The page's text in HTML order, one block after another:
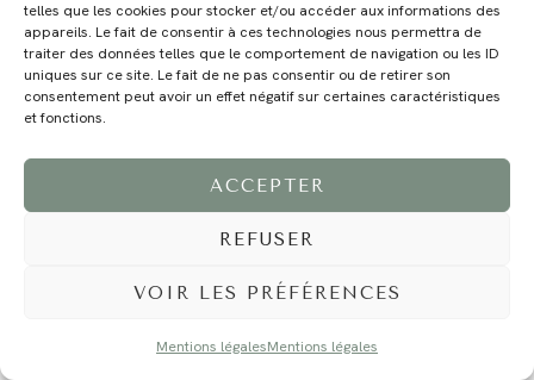
telles que les cookies pour stocker et/ou accéder aux informations des
appareils. Le fait de consentir à ces technologies nous permettra de
traiter des données telles que le comportement de navigation ou les ID
uniques sur ce site. Le fait de ne pas consentir ou de retirer son
consentement peut avoir un effet négatif sur certaines caractéristiques
et fonctions.
ACCEPTER
REFUSER
VOIR LES PRÉFÉRENCES
Mentions légalesMentions légales
MAGALI PRESTATIONS YOGA VOYAGE BLOG CONTACT
©2024 EI Magali Selvi - Photographe Famille et Mariage - Nice - Côte d'Azur -